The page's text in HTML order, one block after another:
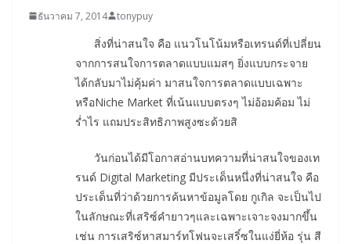
ธันวาคม 7, 2014 tonypuy
สิ่งที่น่าสนใจ คือ แนวโนโน้มหรือเทรนด์ที่เปลี่ยน
จากการสนใจการตลาดแบบแมสๆ ยิ่งแบบกระจาย
ได้กลับมาไม่คุ้มค่า มาสนใจการตลาดแบบเฉพาะ
หรือNiche Market ที่เน้นแบบตรงๆ ไม่อ้อมค้อม ไม่
ร่ำไร แถมประสิทธิภาพสูงซะด้วยสิ
วันก่อนได้มีโอกาสอ่านบทความที่น่าสนใจของเท
รนด์ Digital Marketing มีประเด็นหนึ่งที่น่าสนใจ คือ
ประเด็นที่ว่าด้วยการค้นหาข้อมูลโดย กูเกิล จะเป็นไป
ในลักษณะที่เสริซ์คำยาวๆและเฉพาะเจาะจงมากขึ้น
เช่น การเสริซ์หาสมาร์ทโฟนจะเสริ์ซในแง่ยี่ห้อ รุ่น สี